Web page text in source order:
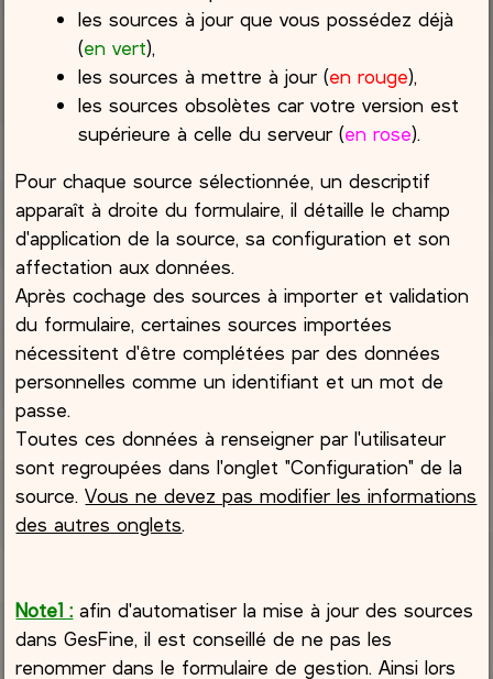
les sources à jour que vous possédez déjà
(en vert),
les sources à mettre à jour (en rouge),
les sources obsolètes car votre version est
supérieure à celle du serveur (en rose).
Pour chaque source sélectionnée, un descriptif
apparaît à droite du formulaire, il détaille le champ
d'application de la source, sa configuration et son
affectation aux données.
Après cochage des sources à importer et validation
du formulaire, certaines sources importées
nécessitent d'être complétées par des données
personnelles comme un identifiant et un mot de
passe.
Toutes ces données à renseigner par l'utilisateur
sont regroupées dans l'onglet "Configuration" de la
source.Vous ne devez pas modifier les informations
des autres onglets.
Note1 : afin d'automatiser la mise à jour des sources
dans GesFine, il est conseillé de ne pas les
renommer dans le formulaire de gestion. Ainsi lors